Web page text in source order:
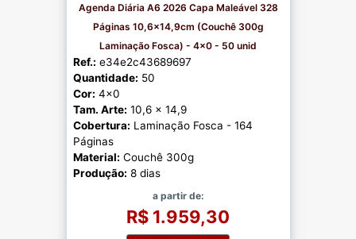
Agenda Diária A6 2026 Capa Maleável 328
Páginas 10,6x14,9cm (Couchê 300g
Laminação Fosca) - 4x0 - 50 unid
Ref.: e34e2c43689697
Quantidade: 50
Cor: 4x0
Tam. Arte: 10,6 x 14,9
Cobertura: Laminação Fosca - 164
Páginas
Material: Couchê 300g
Produção: 8 dias
a partir de:
R$ 1.959,30